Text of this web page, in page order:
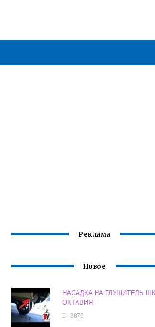
Реклама
Новое
НАСАДКА НА ГЛУШИТЕЛЬ
ОКТАВИЯ
3879